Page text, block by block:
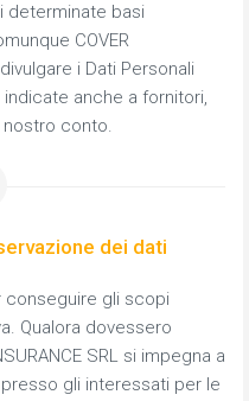
determinate basi
COVER
i Dati Personali
anche a fornitori,
nostro conto.
dei dati
conseguire gli scopi
Qualora dovessero
SRL si impegna a
gli interessati per le